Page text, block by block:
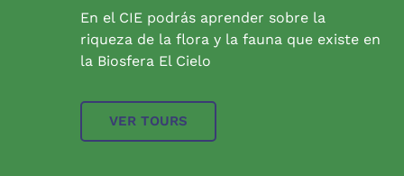
En el CIE podrás aprender sobre la
riqueza de la flora y la fauna que existe en
la Biosfera El Cielo
VER TOURS